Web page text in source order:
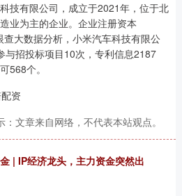
技有限公司，成立于2021年，位于北
业为主的企业。企业注册资本
大数据分析，小米汽车科技有限公
与招投标项目10次，专利信息2187
568个。
资
文章来自网络，不代表本站观点。
| IP经济龙头，主力资金突然出